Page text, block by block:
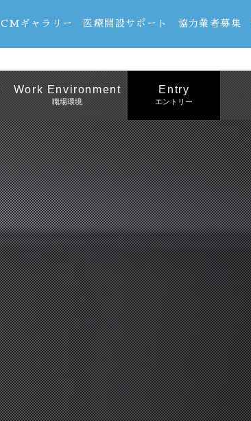
CMギャラリー 医療開設サポート 協力業者募集
Work Environment
職場環境
Entry
エントリー